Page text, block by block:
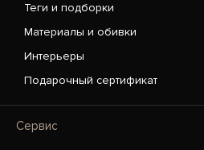
Теги и подборки
Материалы и обивки
Интерьеры
Подарочный сертификат
Сервис